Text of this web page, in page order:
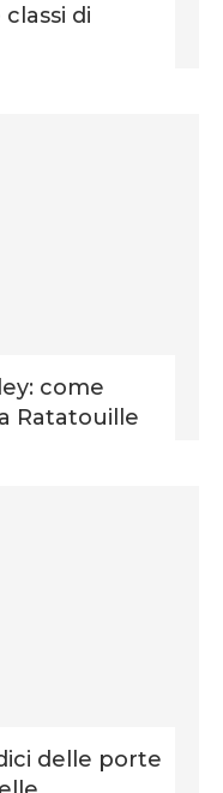
di
come
Ratatouille
delle porte